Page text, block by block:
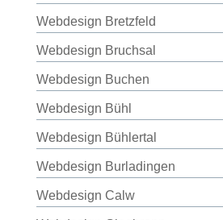
Webdesign Bretzfeld
Webdesign Bruchsal
Webdesign Buchen
Webdesign Bühl
Webdesign Bühlertal
Webdesign Burladingen
Webdesign Calw